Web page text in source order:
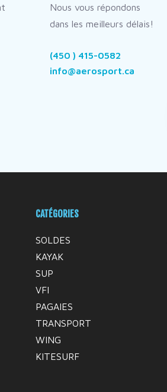
Nous vous répondons
dans les meilleurs délais!
(450 ) 415-0582
info@aerosport.ca
CATÉGORIES
SOLDES
KAYAK
SUP
VFI
PAGAIES
TRANSPORT
WING
KITESURF